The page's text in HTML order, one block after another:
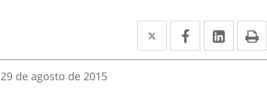
Twitter
Enlace
a
Facebook
Enlace
a
Enlace
a
Fecha
29 de agosto de 2015